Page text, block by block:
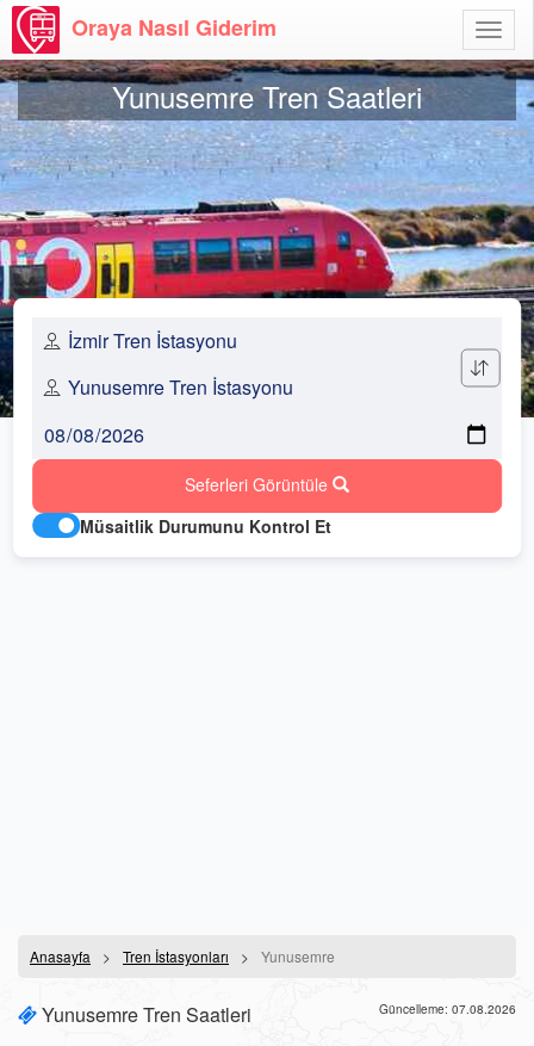
Aç
Oraya Nasıl Giderim
Yunusemre Tren Saatleri
Seferleri Görüntüle
Müsaitlik Durumunu Kontrol Et
Anasayfa Tren İstasyonları Yunusemre
Yunusemre Tren Saatleri Güncelleme: 07.08.2026